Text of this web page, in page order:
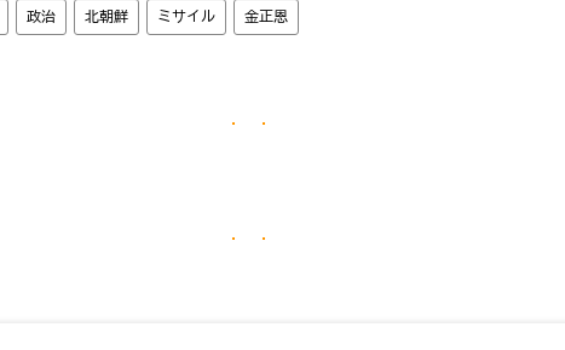
政治 北朝鮮 ミサイル 金正恩